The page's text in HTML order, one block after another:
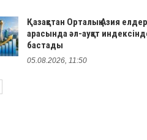
Қазақстан Орталық Азия
арасында әл-ауқат
бастады
05.08.2026, 11:50